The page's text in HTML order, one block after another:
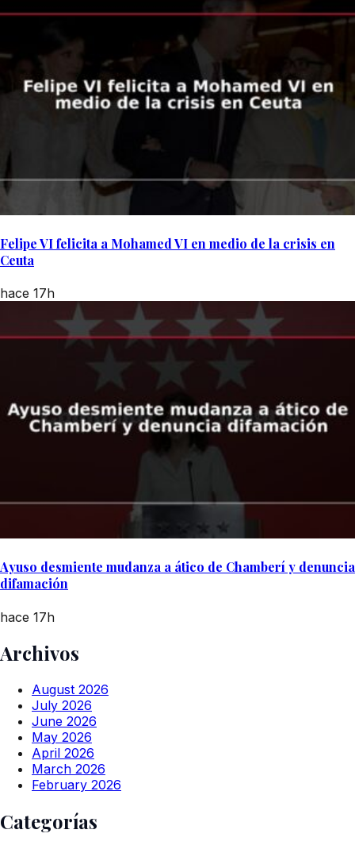
Felipe VI felicita a Mohamed VI en medio de la crisis en
Ceuta
hace 17h
Ayuso desmiente mudanza a ático de Chamberí y denuncia
difamación
hace 17h
Archivos
August 2026
July 2026
June 2026
May 2026
April 2026
March 2026
February 2026
Categorías